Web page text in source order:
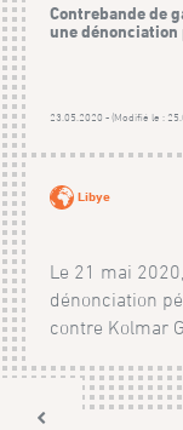
Contrebande de
une dénonciation
23.05.2020 - (Modifié le :
Libye
Le 21 mai
dénonciation
contre Kolmar